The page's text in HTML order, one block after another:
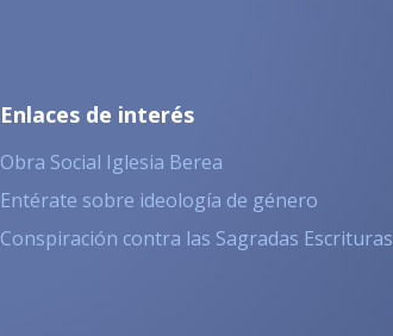
Enlaces de interés
Obra Social Iglesia Berea
Entérate sobre ideología de género
Conspiración contra las Sagradas Escrituras